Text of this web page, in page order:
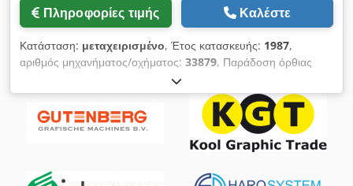
Πληροφορίες τιμής Καλέστε
Κατάσταση: μεταχειρισμένο, Έτος κατασκευής: 1987,
αριθμός μηχανήματος/οχήματος: 33879, Παράδοση όρθιας
αψίδας - Παράδοση οριζόντιας στοίβας με χάλυβα πρέσας SBP
46Έτος κατασκευής 1987 - Αύξων αριθμός 33879/87-134584
Djdpoh Aygfefx Abtjck Επιθεώρηση μέσω Skype-Video-
Inspection μέσω Skype-Video Θα χαρούμε πολύ με την
επίσκεψή σας - περισσότερα μηχανήματα σε απόθεμα
Emskirchen / Νυρεμβέργη - Μπορεί να ελεγχθεί